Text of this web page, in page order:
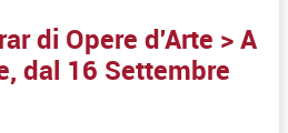
di Opere d'Arte > A
dal 16 Settembre